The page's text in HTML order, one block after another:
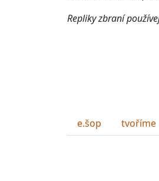
Repliky zbraní
e.šop tvoříme